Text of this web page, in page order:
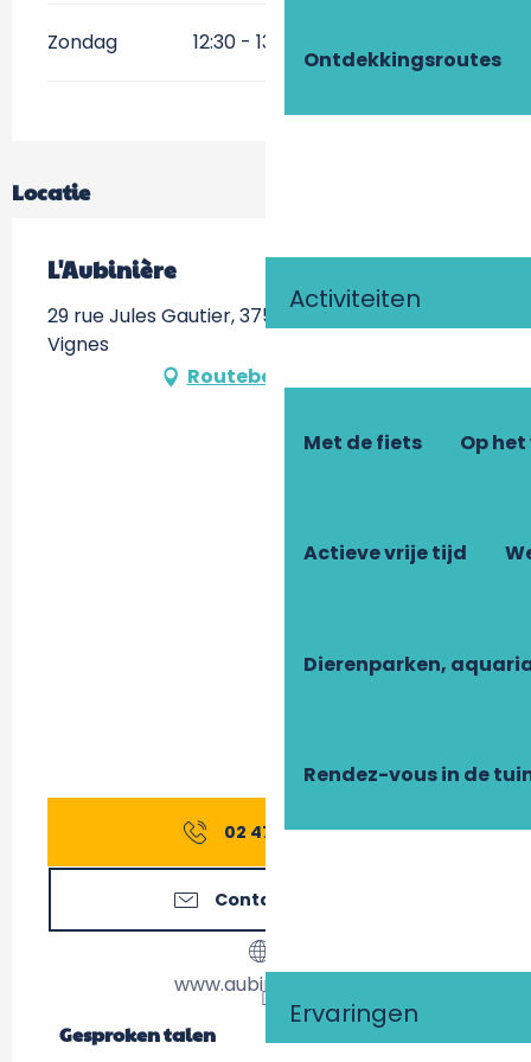
Ontdekkingsroutes
Activiteiten
Met de fiets Op
Actieve vrije tijd
Dierenparken,
Rendez-vous in de
Ervaringen
Zondag 12:30 - 13:00
Locatie
L'Aubinière
29 rue Jules Gautier, 37530 Saint-Ouen-les-
Vignes
Routebeschrijving
02 47 30 15▒▒
Contacteer ons
www.aubiniere.com
Gesproken talen
Gesproken talen